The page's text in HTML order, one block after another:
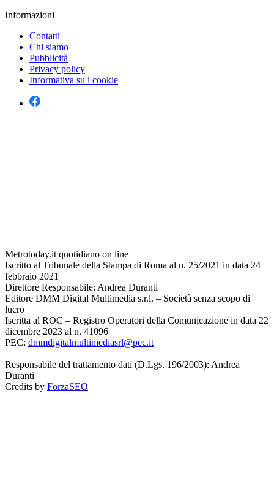
Informazioni
Contatti
Chi siamo
Pubblicità
Privacy policy
Informativa su i cookie
Metrotoday.it quotidiano on line
Iscritto al Tribunale della Stampa di Roma al n. 25/2021 in data 24
febbraio 2021
Direttore Responsabile: Andrea Duranti
Editore DMM Digital Multimedia s.r.l. – Società senza scopo di
lucro
Iscritta al ROC – Registro Operatori della Comunicazione in data 22
dicembre 2023 al n. 41096
PEC: dmmdigitalmultimediasrl@pec.it
Responsabile del trattamento dati (D.Lgs. 196/2003): Andrea
Duranti
Credits by ForzaSEO